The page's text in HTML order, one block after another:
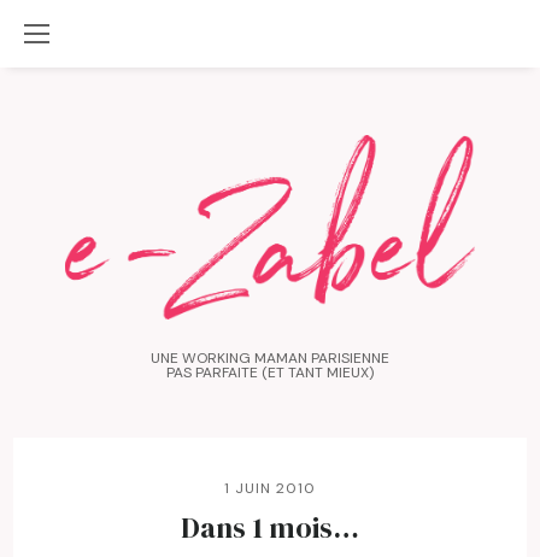
UNE WORKING MAMAN PARISIENNE
PAS PARFAITE (ET TANT MIEUX)
1 JUIN 2010
Dans 1 mois…